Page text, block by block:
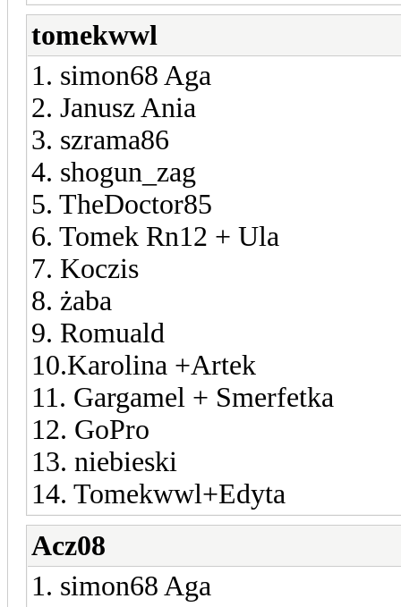
tomekwwl
1. simon68 Aga
2. Janusz Ania
3. szrama86
4. shogun_zag
5. TheDoctor85
6. Tomek Rn12 + Ula
7. Koczis
8. żaba
9. Romuald
10.Karolina +Artek
11. Gargamel + Smerfetka
12. GoPro
13. niebieski
14. Tomekwwl+Edyta
Acz08
1. simon68 Aga